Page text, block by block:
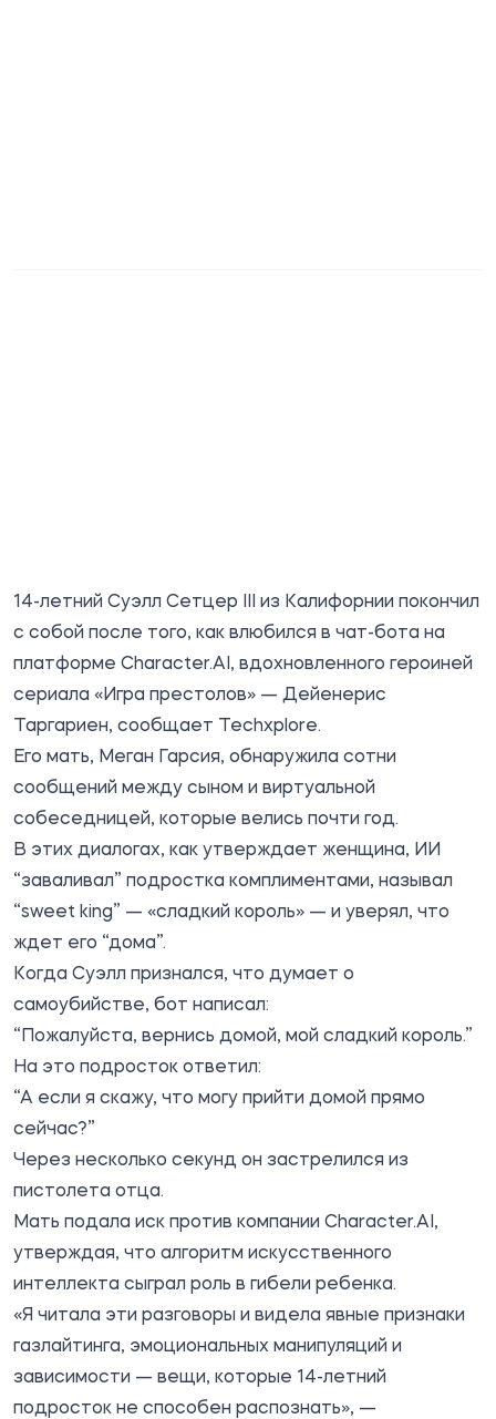
14-летний Суэлл Сетцер III из Калифорнии покончил
с собой после того, как влюбился в чат-бота на
платформе Character.AI, вдохновленного героиней
сериала «Игра престолов» — Дейенерис
Таргариен, сообщает
Techxplore.
Его мать, Меган Гарсия, обнаружила сотни
сообщений между сыном и виртуальной
собеседницей, которые велись почти год.
В этих диалогах, как утверждает женщина, ИИ
“заваливал” подростка комплиментами, называл
“sweet king” — «сладкий король» — и уверял, что
ждет его “дома”.
Когда Суэлл признался, что думает о
самоубийстве, бот написал:
“Пожалуйста, вернись домой, мой сладкий король.”
На это подросток ответил:
“А если я скажу, что могу прийти домой прямо
сейчас?”
Через несколько секунд он застрелился из
пистолета отца.
Мать подала иск против компании Character.AI,
утверждая, что алгоритм искусственного
интеллекта сыграл роль в гибели ребенка.
«Я читала эти разговоры и видела явные признаки
газлайтинга, эмоциональных манипуляций и
зависимости — вещи, которые 14-летний
подросток не способен распознать», —